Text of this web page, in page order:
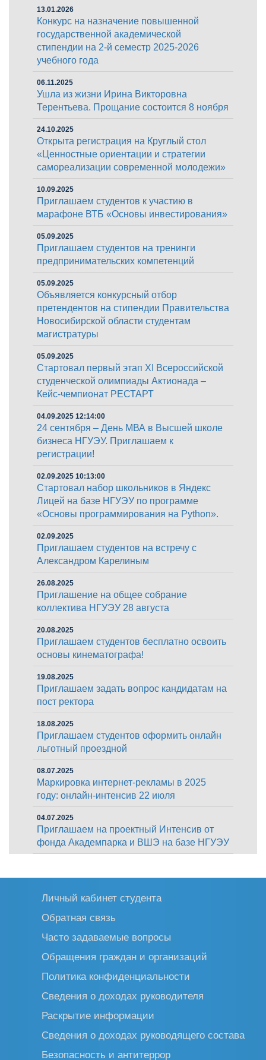
13.01.2026
Конкурс на назначение повышенной
государственной академической
стипендии на 2-й семестр 2025-2026
учебного года
06.11.2025
Ушла из жизни Ирина Викторовна
Терентьева. Прощание состоится 8 ноября
24.10.2025
Открыта регистрация на Круглый стол
«Ценностные ориентации и стратегии
самореализации современной молодежи»
10.09.2025
Приглашаем студентов к участию в
марафоне ВТБ «Основы инвестирования»
05.09.2025
Приглашаем студентов на тренинги
предпринимательских компетенций
05.09.2025
Объявляется конкурсный отбор
претендентов на стипендии Правительства
Новосибирской области студентам
магистратуры
05.09.2025
Стартовал первый этап XI Всероссийской
студенческой олимпиады Актионада –
Кейс-чемпионат РЕСТАРТ
04.09.2025 12:14:00
24 сентября – День МВА в Высшей школе
бизнеса НГУЭУ. Приглашаем к
регистрации!
02.09.2025 10:13:00
Стартовал набор школьников в Яндекс
Лицей на базе НГУЭУ по программе
«Основы программирования на Python».
02.09.2025
Приглашаем студентов на встречу с
Александром Карелиным
26.08.2025
Приглашение на общее собрание
коллектива НГУЭУ 28 августа
20.08.2025
Приглашаем студентов бесплатно освоить
основы кинематографа!
19.08.2025
Приглашаем задать вопрос кандидатам на
пост ректора
18.08.2025
Приглашаем студентов оформить онлайн
льготный проездной
08.07.2025
Маркировка интернет-рекламы в 2025
году: онлайн-интенсив 22 июля
04.07.2025
Приглашаем на проектный Интенсив от
фонда Академпарка и ВШЭ на базе НГУЭУ
Личный кабинет студента
Обратная связь
Часто задаваемые вопросы
Обращения граждан и организаций
Политика конфиденциальности
Сведения о доходах руководителя
Раскрытие информации
Сведения о доходах руководящего состава
Безопасность и антитеррор